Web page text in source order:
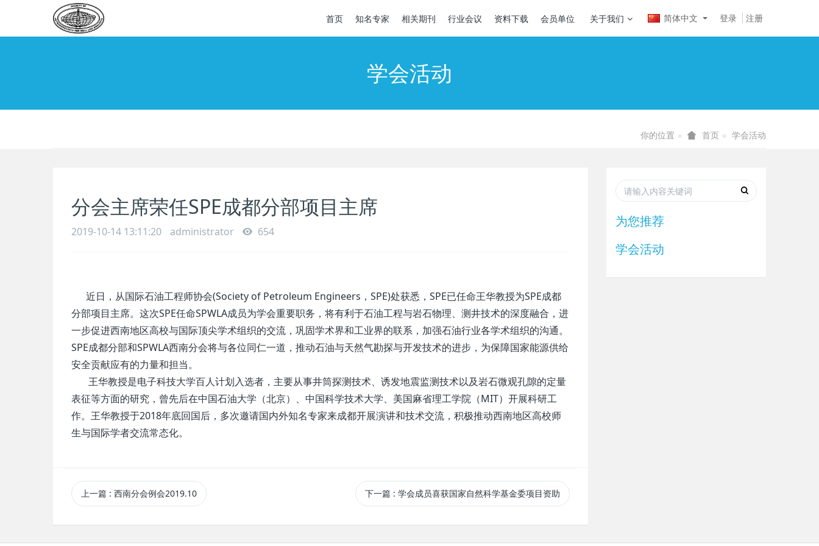
登录 注册
简体中文
首页 知名专家 相关期刊 行业会议 资料下载 会员单位 关于我们
学会活动
你的位置 首页 学会活动
分会主席荣任SPE成都分部项目主席
2019-10-14 13:11:20 administrator 654
近日，从国际石油工程师协会(Society of Petroleum Engineers，SPE)处获悉，SPE已任命王华教授为SPE成都
分部项目主席。这次SPE任命SPWLA成员为学会重要职务，将有利于石油工程与岩石物理、测井技术的深度融合，进
一步促进西南地区高校与国际顶尖学术组织的交流，巩固学术界和工业界的联系，加强石油行业各学术组织的沟通。
SPE成都分部和SPWLA西南分会将与各位同仁一道，推动石油与天然气勘探与开发技术的进步，为保障国家能源供给
安全贡献应有的力量和担当。
王华教授是电子科技大学百人计划入选者，主要从事井筒探测技术、诱发地震监测技术以及岩石微观孔隙的定量
表征等方面的研究，曾先后在中国石油大学（北京）、中国科学技术大学、美国麻省理工学院（MIT）开展科研工
作。王华教授于2018年底回国后，多次邀请国内外知名专家来成都开展演讲和技术交流，积极推动西南地区高校师
生与国际学者交流常态化。
上一篇 : 西南分会例会2019.10 下一篇 : 学会成员喜获国家自然科学基金委项目资助
为您推荐
学会活动